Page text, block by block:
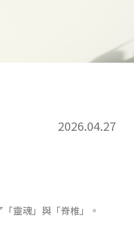
2026.04.27
靈魂」與「脊椎」。